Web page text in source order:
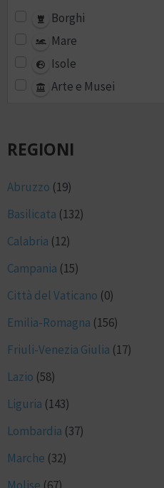
Borghi
Mare
Isole
Arte e Musei
REGIONI
Abruzzo (19)
Basilicata (132)
Calabria (12)
Campania (15)
Città del Vaticano (0)
Emilia-Romagna (156)
Friuli-Venezia Giulia (17)
Lazio (58)
Liguria (143)
Lombardia (37)
Marche (32)